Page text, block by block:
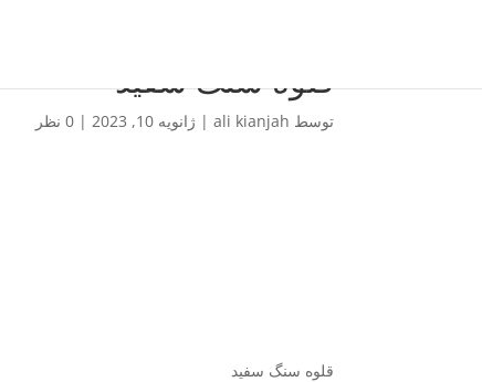
قلوه سنگ سفید
توسط ali kianjah
|ژانویه 10, 2023 |0 نظر
قلوه سنگ سفید